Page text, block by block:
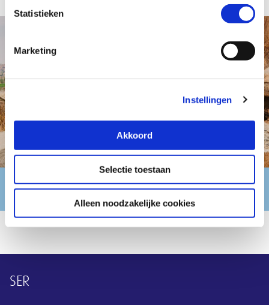
lezen in onze
Statistieken
Marketing
Instellingen
Akkoord
Selectie toestaan
Alleen noodzakelijke cookies
Thema IMVO
Overige informatie
SER